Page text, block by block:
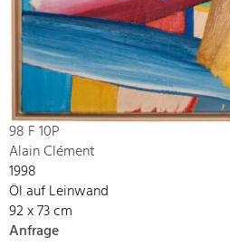
98 F 10P
Alain Clément
1998
Öl auf Leinwand
92 x 73 cm
Anfrage